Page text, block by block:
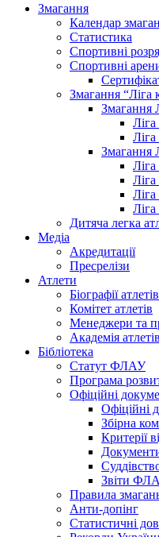
Змагання
Календар
Статистика
Спортивні
Спортивні
Змагання “Ліга
Змагання
Змагання
Дитяча легка
Медіа
Акредитації
Пресрелізи
Атлети
Біографії атлетів
Комітет атлетів
Менеджери та
Академія атлетів
Бібліотека
Статут ФЛАУ
Програма
Офіційні
Офіційні
Збірна
Критерії
Звіти
Правила
Анти-допінг
Статистичні